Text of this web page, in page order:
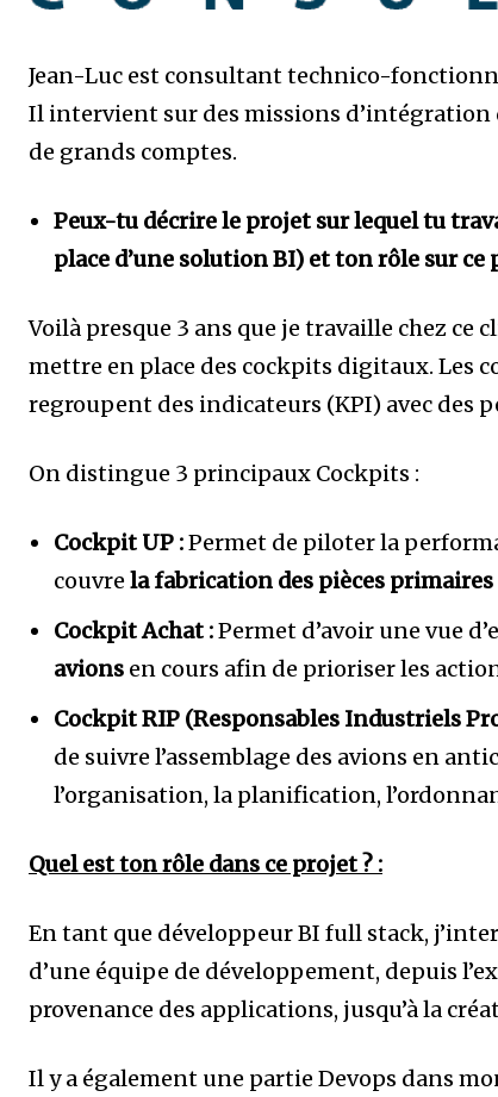
Jean-Luc est consultant technico-
Il intervient sur des missions d’intégration
de grands comptes.
Peux-tu décrire le projet sur lequel tu
place d’une solution BI) et ton rôle sur ce
Voilà presque 3 ans que je travaille chez ce
mettre en place des cockpits digitaux. Les
regroupent des indicateurs (KPI) avec des
On distingue 3 principaux Cockpits :
Cockpit UP :Permet de piloter la
couvre la fabrication des pièces primaires
Cockpit Achat :Permet d’avoir une vue
avions en cours afin de prioriser les
Cockpit RIP (Responsables Industriels
de suivre l’assemblage des avions en
l’organisation, la planification,
Quel est ton rôle dans ce projet ? :
En tant que développeur BI full stack,
d’une équipe de développement, depuis
provenance des applications, jusqu’à la
Il y a également une partie Devops dans